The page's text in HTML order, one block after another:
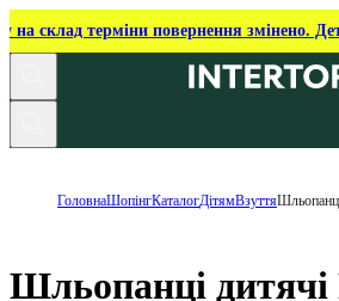
на склад терміни повернення змінено.
ГоловнаШопінгКаталогДітямВзуття
Шльопанці